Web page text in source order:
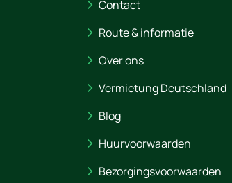
Contact
Route & informatie
Over ons
Vermietung Deutschland
Blog
Huurvoorwaarden
Bezorgingsvoorwaarden